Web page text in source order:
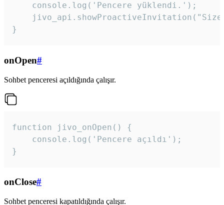
    console.log('Pencere yüklendi.');
}
onOpen#
Sohbet penceresi açıldığında çalışır.
function jivo_onOpen() {
    console.log('Pencere açıldı');
}
onClose#
Sohbet penceresi kapatıldığında çalışır.